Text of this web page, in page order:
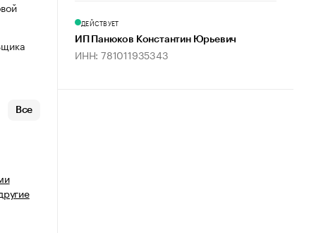
Все
ДЕЙСТВУЕТ
ИП Панюков Константин Юрьевич
ИНН: 781011935343